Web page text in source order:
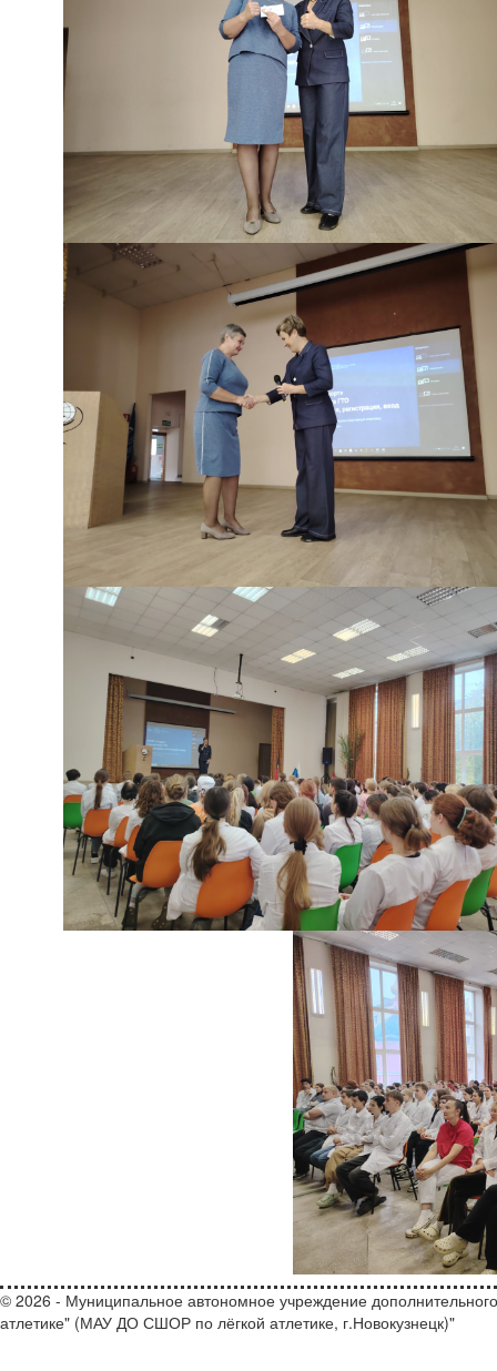
© 2026 - Муниципальное автономное учреждение
атлетике" (МАУ ДО СШОР по лёгкой атлетике, г.Новокузнецк)"